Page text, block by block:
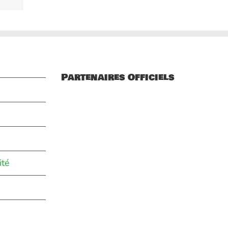
Partenaires Officiels